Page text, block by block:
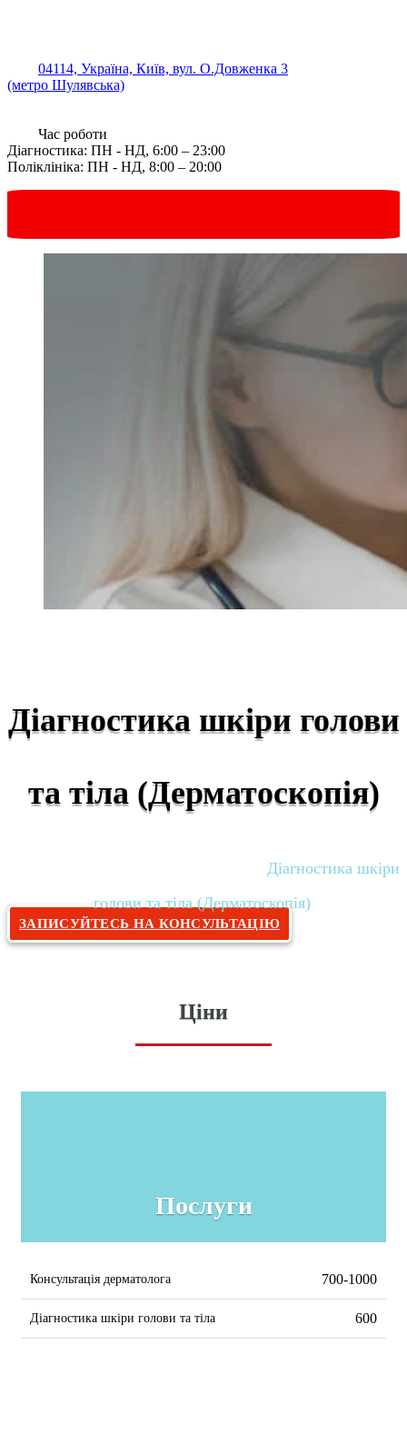
04114, Україна, Київ, вул. О.Довженка 3
(метро Шулявська)
Час роботи
Діагностика: ПН - НД, 6:00 – 23:00
Поліклініка: ПН - НД, 8:00 – 20:00
Запис онлайн
Діагностика шкіри голови
та тіла (Дерматоскопія)
Діагностика шкіри
голови та тіла (Дерматоскопія)
ЗАПИСУЙТЕСЬ НА КОНСУЛЬТАЦІЮ
Ціни
Послуги
Консультація дерматолога 700-1000
Діагностика шкіри голови та тіла 600